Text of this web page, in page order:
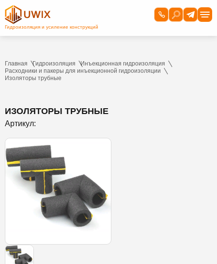
Главная Гидроизоляция
Инъекционная гидроизоляция
Расходники и пакеры для инъекционной гидроизоляции
Изоляторы трубные
ИЗОЛЯТОРЫ ТРУБНЫЕ
Артикул: